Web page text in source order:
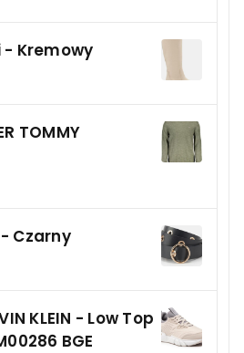
- Kremowy
TOMMY
Czarny
KLEIN - Low Top
BGE